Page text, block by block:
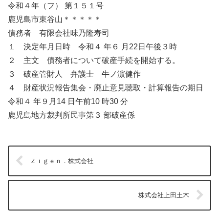
令和４年（フ） 第１５１号
鹿児島市東谷山＊＊＊＊＊
債務者 有限会社味乃隆寿司
１ 決定年月日時 令和４ 年６ 月22日午後３時
２ 主文 債務者について破産手続を開始する。
３ 破産管財人 弁護士 牛ノ濵健作
４ 財産状況報告集会・廃止意見聴取・計算報告の期日
令和４ 年９月14 日午前10 時30 分
鹿児島地方裁判所民事第３ 部破産係
Ｚｉｇｅｎ．株式会社
株式会社上田土木